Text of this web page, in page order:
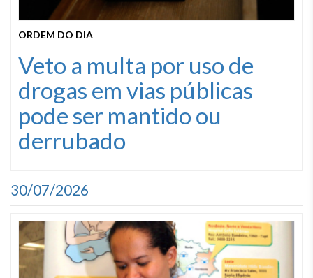
ORDEM DO DIA
Veto a multa por uso de
drogas em vias públicas
pode ser mantido ou
derrubado
30/07/2026